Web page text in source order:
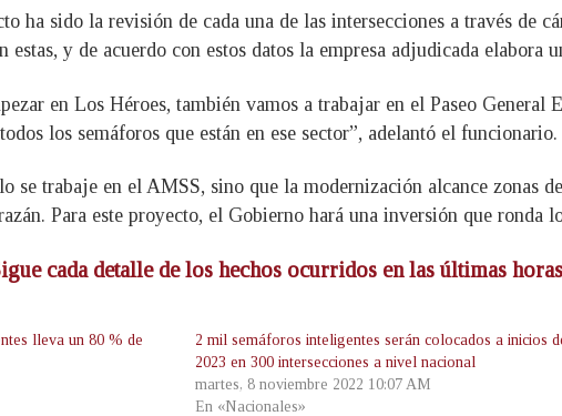
ha sido la revisión de cada una de las intersecciones a través de
estas, y de acuerdo con estos datos la empresa adjudicada elabora
en Los Héroes, también vamos a trabajar en el Paseo
los semáforos que están en ese sector”, adelantó el funcionario.
se trabaje en el AMSS, sino que la modernización alcance zonas
Para este proyecto, el Gobierno hará una inversión que ronda
cada detalle de los hechos ocurridos en las últimas
lleva un 80 % de
2 mil semáforos inteligentes serán colocados a inicios
2023 en 300 intersecciones a nivel nacional
martes, 8 noviembre 2022 10:07 AM
En «Nacionales»